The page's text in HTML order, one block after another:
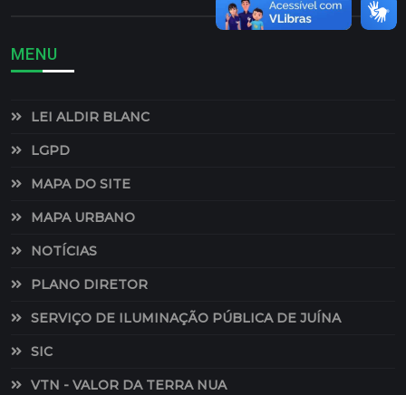
MENU
LEI ALDIR BLANC
LGPD
MAPA DO SITE
MAPA URBANO
NOTÍCIAS
PLANO DIRETOR
SERVIÇO DE ILUMINAÇÃO PÚBLICA DE JUÍNA
SIC
VTN - VALOR DA TERRA NUA